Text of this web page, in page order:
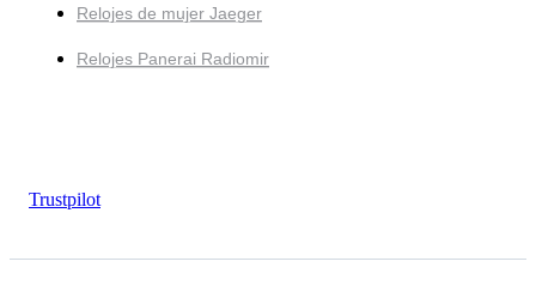
Relojes de mujer Jaeger
Relojes Panerai Radiomir
Trustpilot